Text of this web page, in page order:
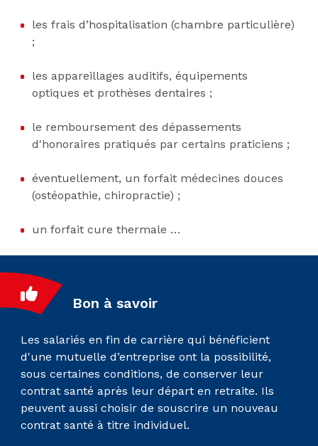
les frais d’hospitalisation (chambre particulière)
;
les appareillages auditifs, équipements
optiques et prothèses dentaires ;
le remboursement des dépassements
d'honoraires pratiqués par certains praticiens ;
éventuellement, un forfait médecines douces
(ostéopathie, chiropractie) ;
un forfait cure thermale …
Bon à savoir
Les salariés en fin de carrière qui bénéficient
d'une mutuelle d’entreprise ont la possibilité,
sous certaines conditions, de conserver leur
contrat santé après leur départ en retraite. Ils
peuvent aussi choisir de souscrire un nouveau
contrat santé à titre individuel.